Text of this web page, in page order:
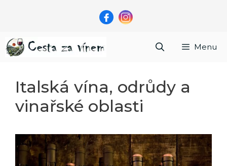
Menu
Italská vína, odrůdy a
vinařské oblasti